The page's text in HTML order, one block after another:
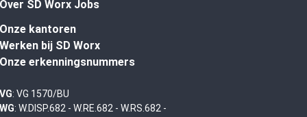
Over SD Worx Jobs
Onze kantoren
Werken bij SD Worx
Onze erkenningsnummers
VG: VG 1570/BU
WG: W.DISP.682 - W.RE.682 - W.RS.682 -